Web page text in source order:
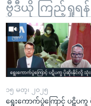
ဗွီဒီယို ကြည့်ရှုရန်
၁၅ မတ္၊ ၂၀၂၅
ရွေးကောက်ပွဲကြောင့် ပဋိပက္ခ